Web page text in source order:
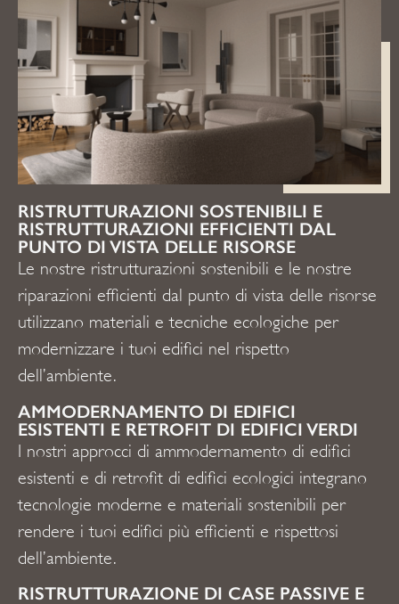
RISTRUTTURAZIONI SOSTENIBILI E
RISTRUTTURAZIONI EFFICIENTI DAL
PUNTO DI VISTA DELLE RISORSE
Le nostre ristrutturazioni sostenibili e le nostre
riparazioni efficienti dal punto di vista delle risorse
utilizzano materiali e tecniche ecologiche per
modernizzare i tuoi edifici nel rispetto
dell’ambiente.
AMMODERNAMENTO DI EDIFICI
ESISTENTI E RETROFIT DI EDIFICI VERDI
I nostri approcci di ammodernamento di edifici
esistenti e di retrofit di edifici ecologici integrano
tecnologie moderne e materiali sostenibili per
rendere i tuoi edifici più efficienti e rispettosi
dell’ambiente.
RISTRUTTURAZIONE DI CASE PASSIVE E